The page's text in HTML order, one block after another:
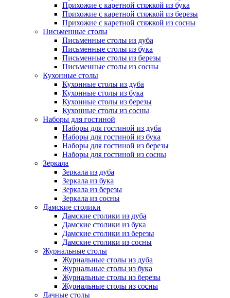
Прихожие с каретной стяжкой из бука
Прихожие с каретной стяжкой из березы
Прихожие с каретной стяжкой из сосны
Письменные столы
Письменные столы из дуба
Письменные столы из бука
Письменные столы из березы
Письменные столы из сосны
Кухонные столы
Кухонные столы из дуба
Кухонные столы из бука
Кухонные столы из березы
Кухонные столы из сосны
Наборы для гостиной
Наборы для гостиной из дуба
Наборы для гостиной из бука
Наборы для гостиной из березы
Наборы для гостиной из сосны
Зеркала
Зеркала из дуба
Зеркала из бука
Зеркала из березы
Зеркала из сосны
Дамские столики
Дамские столики из дуба
Дамские столики из бука
Дамские столики из березы
Дамские столики из сосны
Журнальные столы
Журнальные столы из дуба
Журнальные столы из бука
Журнальные столы из березы
Журнальные столы из сосны
Дачные столы